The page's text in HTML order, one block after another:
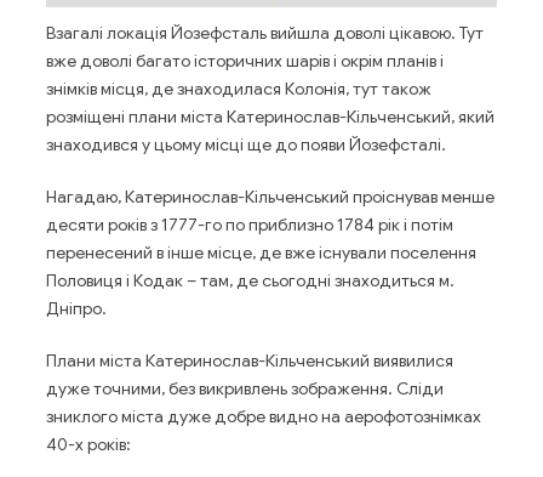
Взагалі локація Йозефсталь вийшла доволі цікавою. Тут
вже доволі багато історичних шарів і окрім планів і
знімків місця, де знаходилася Колонія, тут також
розміщені плани міста Катеринослав-Кільченський, який
знаходився у цьому місці ще до появи Йозефсталі.
Нагадаю, Катеринослав-Кільченський проіснував менше
десяти років з 1777-го по приблизно 1784 рік і потім
перенесений в інше місце, де вже існували поселення
Половиця і Кодак – там, де сьогодні знаходиться м.
Дніпро.
Плани міста Катеринослав-Кільченський виявилися
дуже точними, без викривлень зображення. Сліди
зниклого міста дуже добре видно на аерофотознімках
40-х років: